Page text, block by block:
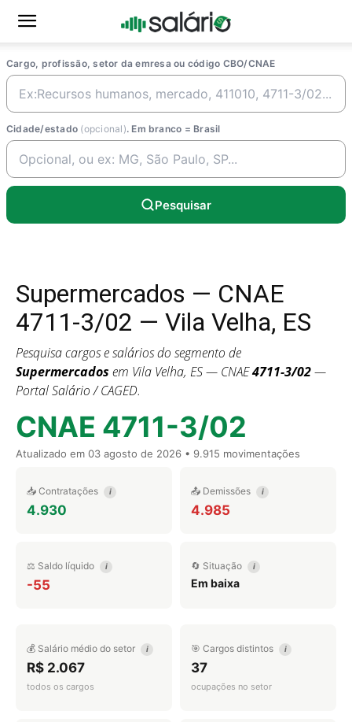
Cargo, profissão, setor da emresa ou código CBO/CNAE
Cidade/estado (opcional). Em branco = Brasil
Pesquisar
Supermercados — CNAE
4711-3/02 — Vila Velha, ES
Pesquisa cargos e salários do segmento de
Supermercados em Vila Velha, ES — CNAE4711-3/02—
Portal Salário / CAGED.
CNAE 4711-3/02
Atualizado em 03 agosto de 2026 • 9.915 movimentações
📥 Contratações i
4.930
📤 Demissões i
4.985
⚖️ Saldo líquido i
-55
🔄 Situação i
Em baixa
💰 Salário médio do setor i
R$ 2.067
todos os cargos
🎯 Cargos distintos i
37
ocupações no setor